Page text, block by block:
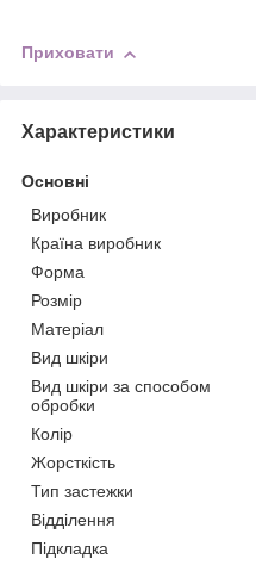
Приховати
Характеристики
Основні
Виробник
Країна виробник
Форма
Розмір
Матеріал
Вид шкіри
Вид шкіри за способом
обробки
Колір
Жорсткість
Тип застежки
Відділення
Підкладка